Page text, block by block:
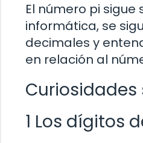
El número pi
informática, se
decimales y
en relación al
1 Los dígitos